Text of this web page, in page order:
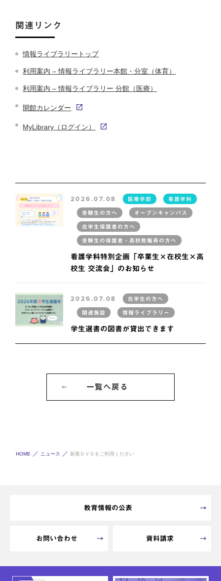
関連リンク
情報ライブラリートップ
利用案内 – 情報ライブラリー本館・分室（体育）
利用案内 – 情報ライブラリー 分館（医療）
開館カレンダー
MyLibrary（ログイン）
2026.07.08 医療学部 看護学科
受験生の方へ オープンキャンパス
在学生保護者の方へ
受験生の保護者・高校教職員の方へ
看護学科特別企画「卒業生×在校生×高
校生 交流会」のお知らせ
2026.07.08 在学生の方へ
関連施設 情報ライブラリー
学生選書の図書が貸出できます
一覧へ戻る
HOME ニュース 新着ＤＶＤをご利用ください
教育情報の公表
お問い合わせ 資料請求